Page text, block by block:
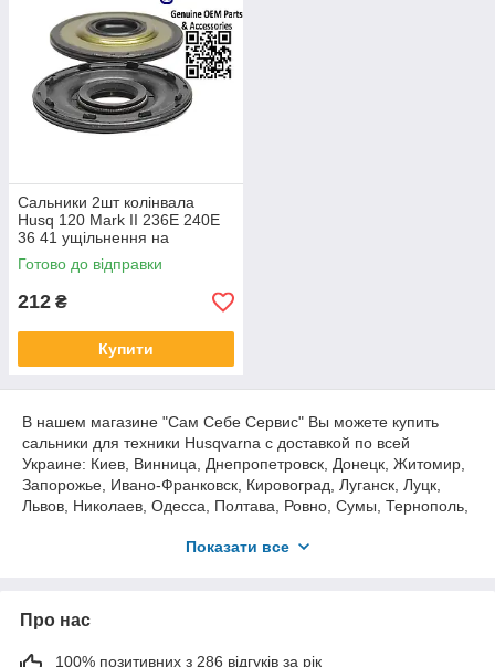
Сальники 2шт колінвала
Husq 120 Mark II 236Е 240Е
36 41 ущільнення на
бензопилу Хуск 235 235Е
5816080-01 5300191-70
Готово до відправки
212 ₴
Купити
В нашем магазине "Сам Себе Сервис" Вы можете купить
сальники для техники Husqvarna с доставкой по всей
Украине: Киев, Винница, Днепропетровск, Донецк, Житомир,
Запорожье, Ивано-Франковск, Кировоград, Луганск, Луцк,
Львов, Николаев, Одесса, Полтава, Ровно, Сумы, Тернополь,
Чернигов, Черновцы и другие города Украины.
бензопил, мотокос, генераторов, мотопомп, триммеров,
Показати все
Про нас
100% позитивних з 286 відгуків за рік